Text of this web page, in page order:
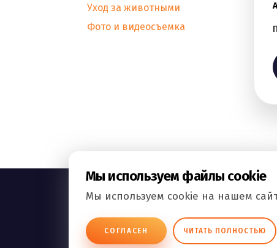
Уход за животными
Фото и видеосъемка
ВСЕ.РФ
Мы используем файлы cookie
Мы используем cookie на нашем
СОГЛАСЕН ЧИТАТЬ ПОЛНОСТЬЮ